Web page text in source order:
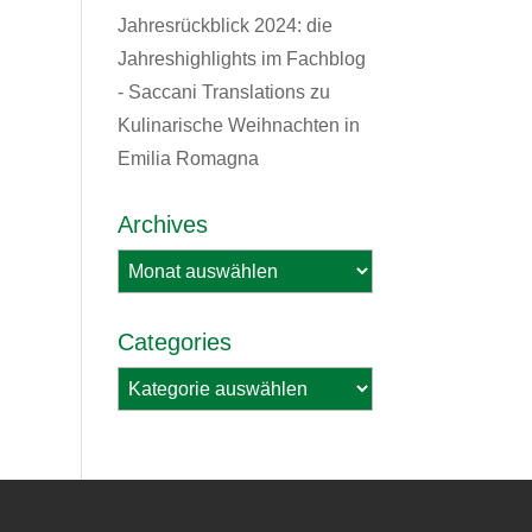
Jahresrückblick 2024: die
Jahreshighlights im Fachblog
- Saccani Translationszu
Kulinarische Weihnachten in
Emilia Romagna
Archives
Archives
Categories
Categories